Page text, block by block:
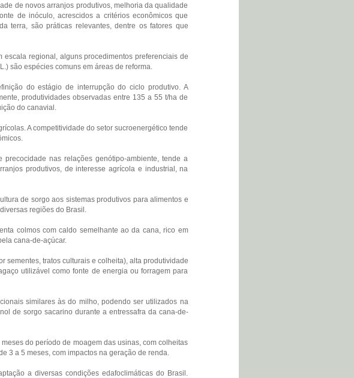
de novos arranjos produtivos, melhoria da qualidade
de inóculo, acrescidos a critérios econômicos que
terra, são práticas relevantes, dentre os fatores que
regional, alguns procedimentos preferenciais de
são espécies comuns em áreas de reforma.
do estágio de interrupção do ciclo produtivo. A
produtividades observadas entre 135 a 55 t/ha de
do canavial.
A competitividade do setor sucroenergético tende
nas relações genótipo-ambiente, tende a
produtivos, de interesse agrícola e industrial, na
de sorgo aos sistemas produtivos para alimentos e
regiões do Brasil.
colmos com caldo semelhante ao da cana, rico em
cana-de-açúcar.
sementes, tratos culturais e colheita), alta produtividade
utilizável como fonte de energia ou forragem para
similares às do milho, podendo ser utilizados na
de sorgo sacarino durante a entressafra da cana-de-
do período de moagem das usinas, com colheitas
3 a 5 meses, com impactos na geração de renda.
a diversas condições edafoclimáticas do Brasil.